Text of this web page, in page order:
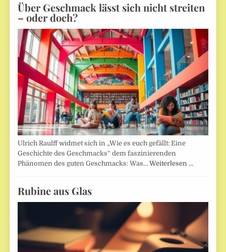
Über Geschmack lässt sich nicht streiten
– oder doch?
Ulrich Raulff widmet sich in „Wie es euch gefällt: Eine
Geschichte des Geschmacks“ dem faszinierenden
Phänomen des guten Geschmacks: Was…Weiterlesen …
Rubine aus Glas